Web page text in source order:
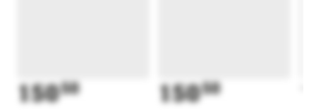
15050 15050